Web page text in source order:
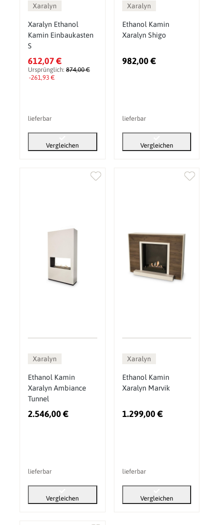
Xaralyn
Xaralyn Ethanol
Kamin Einbaukasten
S
612,07 €
Ursprünglich: 874,00 €
-261,93 €
lieferbar
Vergleichen
Xaralyn
Ethanol Kamin
Xaralyn Shigo
982,00 €
lieferbar
Vergleichen
Xaralyn
Ethanol Kamin
Xaralyn Ambiance
Tunnel
2.546,00 €
lieferbar
Vergleichen
Xaralyn
Ethanol Kamin
Xaralyn Marvik
1.299,00 €
lieferbar
Vergleichen